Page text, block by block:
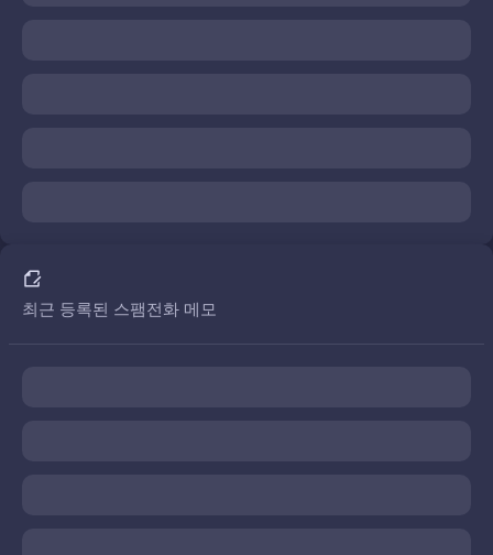
최근 등록된 스팸전화 메모